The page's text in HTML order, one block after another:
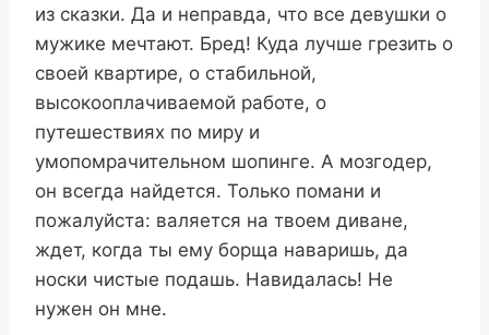
из сказки. Да и неправда, что все девушки о
мужике мечтают. Бред! Куда лучше грезить о
своей квартире, о стабильной,
высокооплачиваемой работе, о
путешествиях по миру и
умопомрачительном шопинге. А мозгодер,
он всегда найдется. Только помани и
пожалуйста: валяется на твоем диване,
ждет, когда ты ему борща наваришь, да
носки чистые подашь. Навидалась! Не
нужен он мне.